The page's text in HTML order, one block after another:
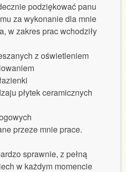
inspiracje
remontowy
certyfikaty
usług
podziękować panu
za wykonanie dla mnie
w zakres prac wchodziły
z oświetleniem
płytek ceramicznych
przeze mnie prace.
sprawnie, z pełną
w każdym momencie